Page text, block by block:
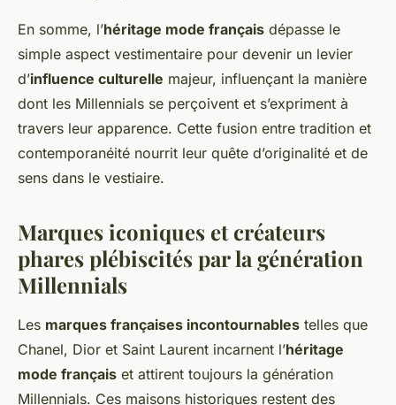
En somme, l’héritage mode français dépasse le
simple aspect vestimentaire pour devenir un levier
d’influence culturelle majeur, influençant la manière
dont les Millennials se perçoivent et s’expriment à
travers leur apparence. Cette fusion entre tradition et
contemporanéité nourrit leur quête d’originalité et de
sens dans le vestiaire.
Marques iconiques et créateurs
phares plébiscités par la génération
Millennials
Les marques françaises incontournables telles que
Chanel, Dior et Saint Laurent incarnent l’héritage
mode français et attirent toujours la génération
Millennials. Ces maisons historiques restent des